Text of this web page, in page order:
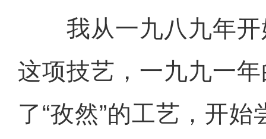
我从一九八九年开
这项技艺，一九九一
了“孜然”的工艺，开始